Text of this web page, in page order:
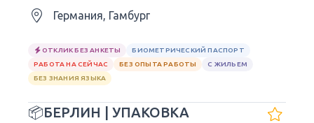
Германия, Гамбург
ОТКЛИК БЕЗ АНКЕТЫ
БИОМЕТРИЧЕСКИЙ ПАСПОРТ
РАБОТА НА СЕЙЧАС
БЕЗ ОПЫТА РАБОТЫ
С ЖИЛЬЕМ
БЕЗ ЗНАНИЯ ЯЗЫКА
📦БЕРЛИН | УПАКОВКА